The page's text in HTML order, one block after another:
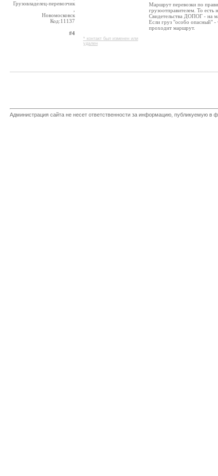
Грузовладелец-перевозчик
Новомосковск
Код:11137
#4
* контакт был изменен или
удален
Маршрут перевозки по
грузоотправителем. То
Свидетельства ДОПОГ - на
Если груз "особо опасный" -
проходит маршрут.
Администрация сайта не несет ответственности за информацию, публикуемую